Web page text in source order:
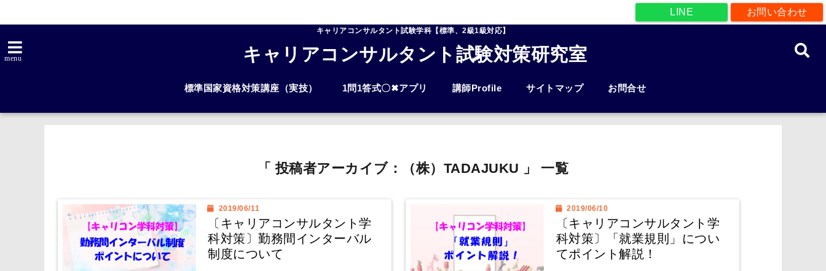
お問い合わせ
LINE
キャリアコンサルタント試験学科【標準、2級1級対応】
menu キャリアコンサルタント試験対策研究室
標準国家資格対策講座（実技） 1問1答式〇✖アプリ 講師Profile サイトマップ お問合せ
「 投稿者アーカイブ：（株）TADAJUKU 」 一覧
2019/06/11
〔キャリアコンサルタント学
科対策〕勤務間インターバル
制度について
2019/06/10
〔キャリアコンサルタント学
科対策〕「就業規則」につい
てポイント解説！